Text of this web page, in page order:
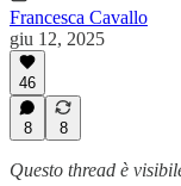
Francesca Cavallo
giu 12, 2025
46
8 8
Questo thread è